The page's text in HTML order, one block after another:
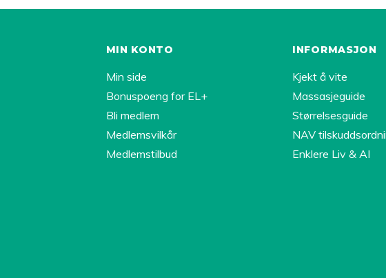
MIN KONTO
Min side
Bonuspoeng for EL+
Bli medlem
Medlemsvilkår
Medlemstilbud
INFORMASJON
Kjekt å vite
Massasjeguide
Størrelsesguide
NAV
Enklere Liv & AI